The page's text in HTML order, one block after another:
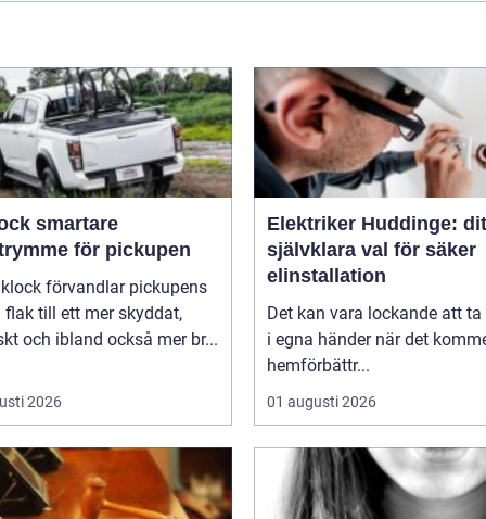
för pickupen
förvandlar pickupens
flak till ett mer skyddat,
och ibland också mer br...
2026
Elektriker Huddinge:
självklara val för säker
elinstallation
Det kan vara lockande att ta
i egna händer när det
hemförbättr...
01 augusti 2026